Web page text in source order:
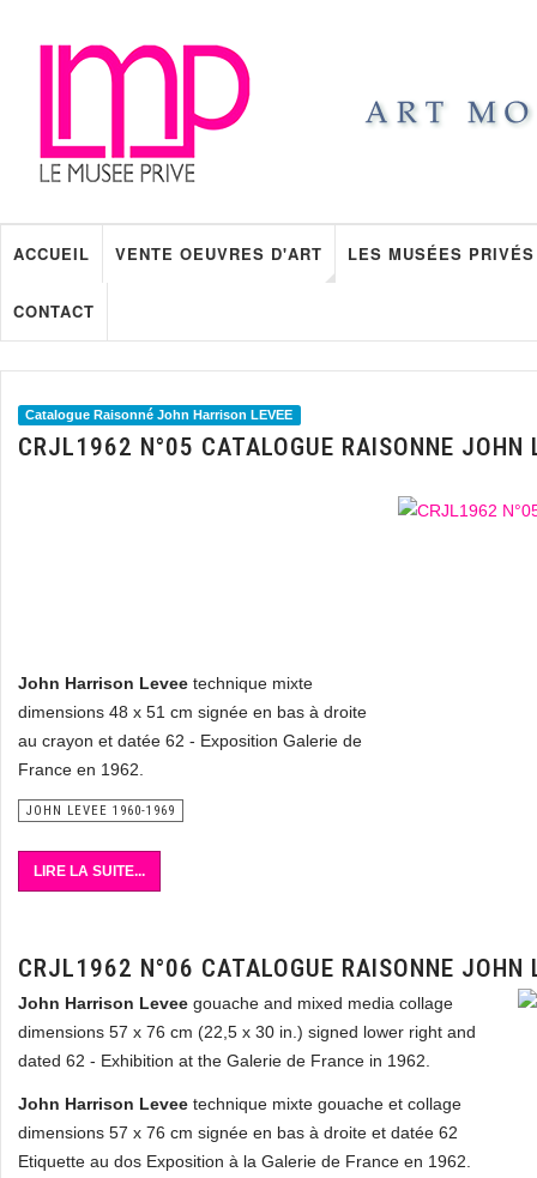
ACCUEIL VENTE OEUVRES D'ART LES MUSÉES PRIVÉS
CONTACT
Catalogue Raisonné John Harrison LEVEE
CRJL1962 N°05 CATALOGUE RAISONNE JOHN
John Harrison Levee technique mixte
dimensions 48 x 51 cm signée en bas à droite
au crayon et datée 62 - Exposition Galerie de
France en 1962.
JOHN LEVEE 1960-1969
LIRE LA SUITE...
CRJL1962 N°06 CATALOGUE RAISONNE JOHN
John Harrison Levee gouache and mixed media collage
dimensions 57 x 76 cm (22,5 x 30 in.) signed lower right and
dated 62 - Exhibition at the Galerie de France in 1962.
John Harrison Levee technique mixte gouache et collage
dimensions 57 x 76 cm signée en bas à droite et datée 62
Etiquette au dos Exposition à la Galerie de France en 1962.